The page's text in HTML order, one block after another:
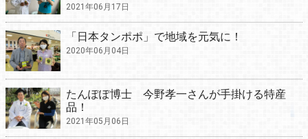
2021年06月17日
「日本タンポポ」で地域を元気に！
2020年06月04日
たんぽぽ博士 今野孝一さんが手掛ける特産
品！
2021年05月06日